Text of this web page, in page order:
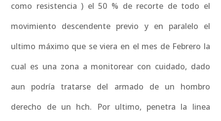
como resistencia ) el 50 % de recorte de todo el
movimiento descendente previo y en paralelo el
ultimo máximo que se viera en el mes de Febrero la
cual es una zona a monitorear con cuidado, dado
aun podría tratarse del armado de un hombro
derecho de un hch. Por ultimo, penetra la linea